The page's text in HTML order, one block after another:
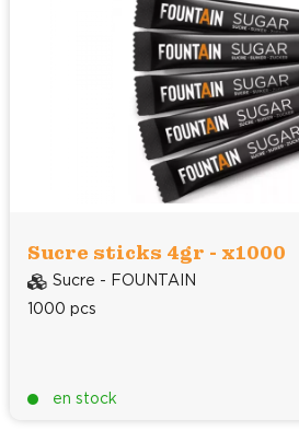
Sucre sticks 4gr - x1000
Sucre - FOUNTAIN
1000 pcs
en stock